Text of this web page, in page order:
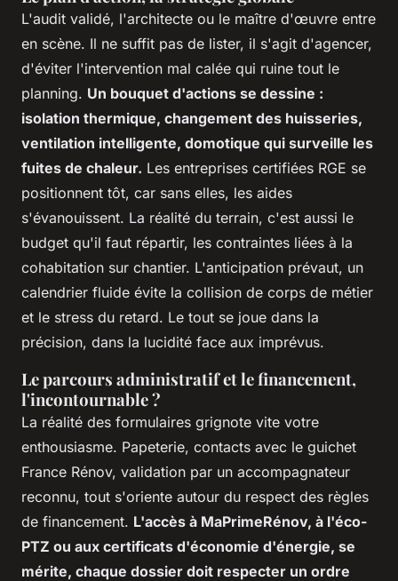
L'audit validé, l'architecte ou le maître d'œuvre entre
en scène. Il ne suffit pas de lister, il s'agit d'agencer,
d'éviter l'intervention mal calée qui ruine tout le
planning. Un bouquet d'actions se dessine :
isolation thermique, changement des huisseries,
ventilation intelligente, domotique qui surveille les
fuites de chaleur. Les entreprises certifiées RGE se
positionnent tôt, car sans elles, les aides
s'évanouissent. La réalité du terrain, c'est aussi le
budget qu'il faut répartir, les contraintes liées à la
cohabitation sur chantier. L'anticipation prévaut, un
calendrier fluide évite la collision de corps de métier
et le stress du retard. Le tout se joue dans la
précision, dans la lucidité face aux imprévus.
Le parcours administratif et le financement,
l'incontournable ?
La réalité des formulaires grignote vite votre
enthousiasme. Papeterie, contacts avec le guichet
France Rénov, validation par un accompagnateur
reconnu, tout s'oriente autour du respect des règles
de financement. L'accès à MaPrimeRénov, à l'éco-
PTZ ou aux certificats d'économie d'énergie, se
mérite, chaque dossier doit respecter un ordre